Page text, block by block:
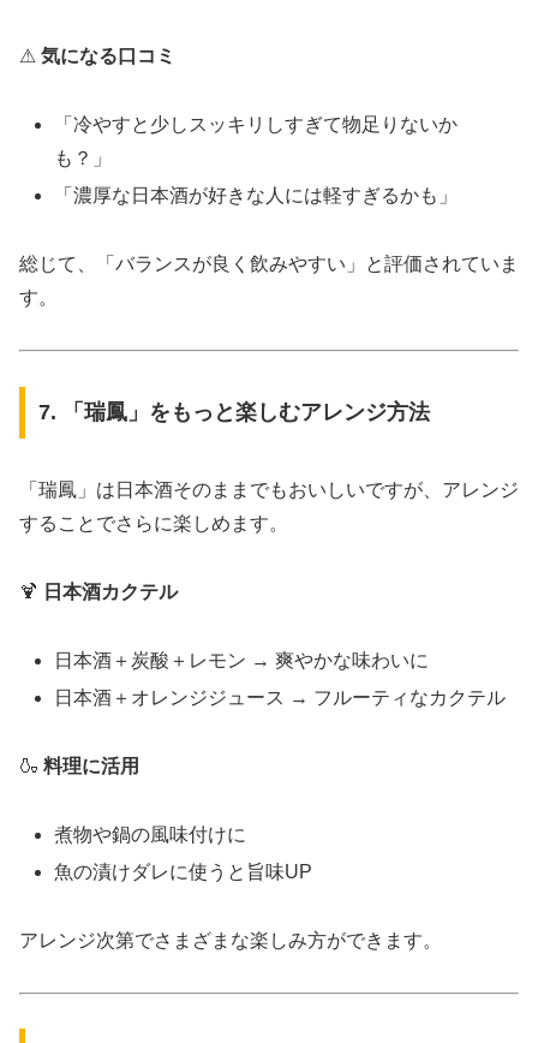
⚠ 気になる口コミ
「冷やすと少しスッキリしすぎて物足りないか
も？」
「濃厚な日本酒が好きな人には軽すぎるかも」
総じて、「バランスが良く飲みやすい」と評価されていま
す。
7. 「瑞鳳」をもっと楽しむアレンジ方法
「瑞鳳」は日本酒そのままでもおいしいですが、アレンジ
することでさらに楽しめます。
🍹 日本酒カクテル
日本酒＋炭酸＋レモン → 爽やかな味わいに
日本酒＋オレンジジュース → フルーティなカクテル
🍶 料理に活用
煮物や鍋の風味付けに
魚の漬けダレに使うと旨味UP
アレンジ次第でさまざまな楽しみ方ができます。